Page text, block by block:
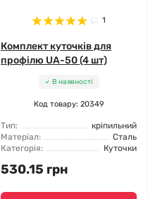
1
Комплект куточків для
профілю UA-50 (4 шт)
В наявності
Код товару: 20349
Тип:
кріпильний
Матеріал:
Сталь
Категорія:
Куточки
530.15 грн